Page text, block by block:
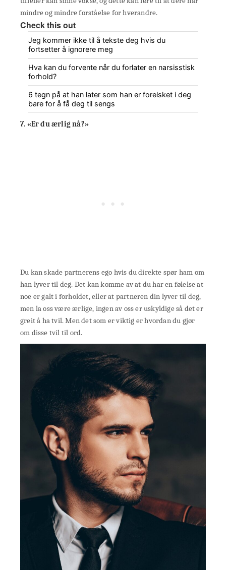
mindre og mindre forståelse for hverandre.
Check this out
Jeg kommer ikke til å tekste deg hvis du
fortsetter å ignorere meg
Hva kan du forvente når du forlater en narsisstisk
forhold?
6 tegn på at han later som han er forelsket i deg
bare for å få deg til sengs
7. «Er du ærlig nå?»
Du kan skade partnerens ego hvis du direkte spør ham om
han lyver til deg. Det kan komme av at du har en følelse at
noe er galt i forholdet, eller at partneren din lyver til deg,
men la oss være ærlige, ingen av oss er uskyldige så det er
greit å ha tvil. Men det som er viktig er hvordan du gjør
om disse tvil til ord.